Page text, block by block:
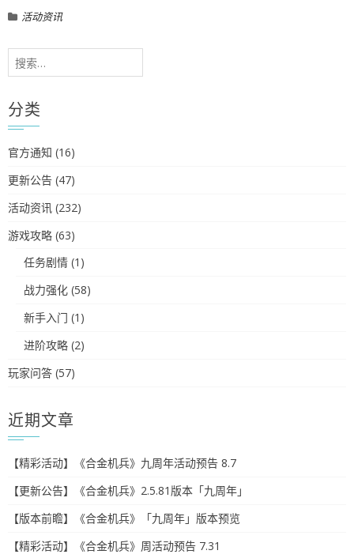
活动资讯
搜
索：
分类
官方通知 (16)
更新公告 (47)
活动资讯 (232)
游戏攻略 (63)
任务剧情 (1)
战力强化 (58)
新手入门 (1)
进阶攻略 (2)
玩家问答 (57)
近期文章
【精彩活动】《合金机兵》九周年活动预告 8.7
【更新公告】《合金机兵》2.5.81版本「九周年」
【版本前瞻】《合金机兵》「九周年」版本预览
【精彩活动】《合金机兵》周活动预告 7.31